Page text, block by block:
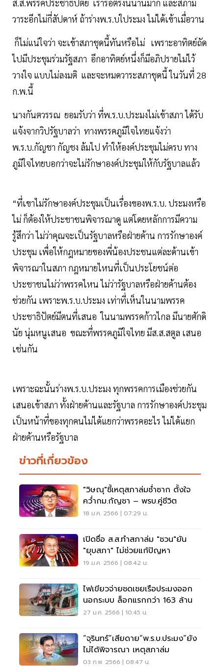
ส.ส.พรรคประชาธิปัตย์ เรารอตรงนี้นานมาก และสภามี
วาระอีกไม่กี่สัปดาห์ ถ้าร่างพ.ร.บใประมง ไม่ได้เข้าเมื่อวาน
ก็ไม่แน่ใจว่า จะเข้าสภาชุดนี้ทันหรือไม่ เพราะอาทิตย์ถัด
ไปมีประชุมร่วมรัฐสภา อีกอาทิตย์หนึ่งก็มีอภิปรายไม่ไว้
วางใจ แบบไม่ลงมติ และจะหมดวาระสภาชุดนี้ ในวันที่ 28
ก.พ.นี้
นางกันตวรรณ ยอมรับว่า ที่พ.ร.บ.ประมงไม่เข้าสภา ได้รับ
แจ้งจากวิปรัฐบาลว่า ทางพรรคภูมิใจไทยแจ้งว่า
พ.ร.บ.กัญชา กัญชง ล้มไป ทำให้องค์ประชุมไม่ครบ ทาง
ภูมิใจไทยบอกว่าจะไม่รักษาองค์ประชุมให้กับรัฐบาลแล้ว
“ที่เขาไม่รักษาองค์ประชุมเป็นเรื่องของพ.ร.บ. ประมงหรือ
ไม่ ก็ต้องให้ประชาชนพิจารณาดู แต่โดยหลักการมีความ
รู้สึกว่า ไม่ว่าคุณจะเป็นรัฐบาลหรือฝ่ายค้าน การรักษาองค์
ประชุม เพื่อให้กฎหมายของพี่น้องประชนแต่ละด้านเข้า
พิจารณาในสภา กฎหมายไหนที่เป็นประโยชน์ต่อ
ประชาชนไม่ว่าพรรคไหน ไม่ว่ารัฐบาลหรือฝ่ายค้านต้อง
ช่วยกัน เพราะพ.ร.บ.ประมง เท่าที่เห็นในนามพรรค
ประชาธิปัตย์มีตนที่เสนอ ในนามพรรคก้าวไกล มีนายศักดิ
นัย นุ่มหนูเสนอ ขณะที่พรรคภูมิใจไทย มีส.ส.สตูล เสนอ
เช่นกัน
เพราะฉะนั้นร่างพ.ร.บ.ประมง ทุกพรรคการเมืองช่วยกัน
เสนอเข้าสภา ทั้งฝ่ายค้านและรัฐบาล การรักษาองค์ประชุม
เป็นหน้าที่ของทุกคนไม่ได้แยกว่าพรรคอะไร ไม่ได้แยก
ฝ่ายค้านหรือรัฐบาล
ข่าวที่เกี่ยวข้อง
"วิษณุ"ชี้เหตุสภาล่มซ่้ำซาก ตั้งใจ
คว่ำกม.กัญชา – พรบ.คู่ชีวิต
18 ม.ค. 2566 | 07:29 น.
เปิดชื่อ ส.ส.ทำสภาล่ม "ชวน"ยัน
"ยุบสภา" ไม่ช่วยแก้ปัญหา
19 ม.ค. 2566 | 08:42 น.
ไฟเขียวจ่ายชดเชยเรือประมงออก
นอกระบบ ล็อกแรกกว่า 163 ล้าน
27 ม.ค. 2566 | 10:45 น.
“จุรินทร์”เสียดาย“พ.ร.บ.ประมง”ยัง
ไม่ได้พิจารณา เหตุสภาล่ม
03 ก.พ. 2566 | 08:47 น.